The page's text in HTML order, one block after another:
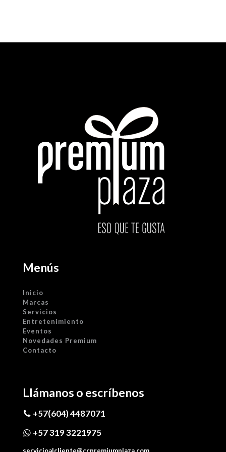
Menús
Inicio
Marcas
Servicios
Entretenimiento
Eventos
Novedades Premium
Contacto
Llámanos o escríbenos
+57(604) 4487071
+57 319 3221975